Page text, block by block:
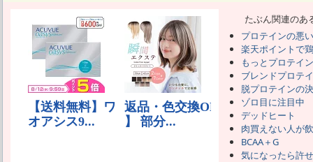
たぶん関連のあ
プロテインの悪
楽天ポイントで
もっとプロテイ
ブレンドプロテ
脱プロテインの
ゾロ目に注目中
デッドヒート
肉買えない人が
BCAA＋G
気になったら許